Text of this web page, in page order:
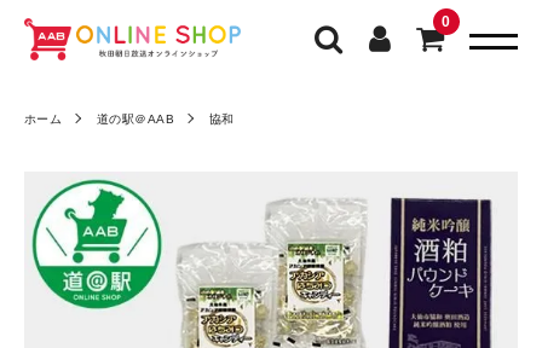
0
ホーム 道の駅＠AAB 協和